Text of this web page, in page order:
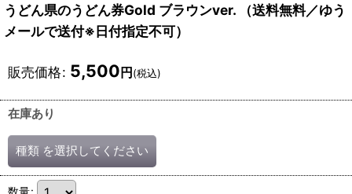
うどん県のうどん券Gold ブラウンver. （送料無料／ゆう
メールで送付※日付指定不可）
販売価格: 5,500円(税込)
在庫あり
種類 を選択してください
数量: